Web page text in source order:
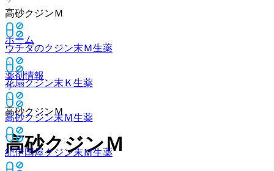
高砂クジンＭ
ウチダのクジン末Ｍ生薬
花扇クジン末Ｋ 生薬
高砂クジン末Ｍ生薬
紀伊国屋クジン末Ｍ生薬
ホーム
薬剤情報
高砂クジンＭ
高砂クジンＭ